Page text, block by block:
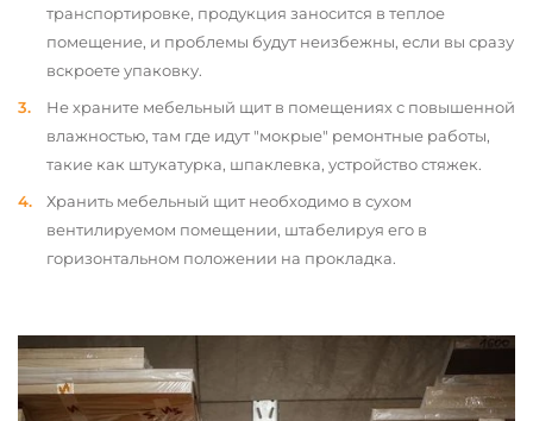
транспортировке, продукция заносится в теплое
помещение, и проблемы будут неизбежны, если вы сразу
вскроете упаковку.
Не храните мебельный щит в помещениях с повышенной
влажностью, там где идут "мокрые" ремонтные работы,
такие как штукатурка, шпаклевка, устройство стяжек.
Хранить мебельный щит необходимо в сухом
вентилируемом помещении, штабелируя его в
горизонтальном положении на прокладка.